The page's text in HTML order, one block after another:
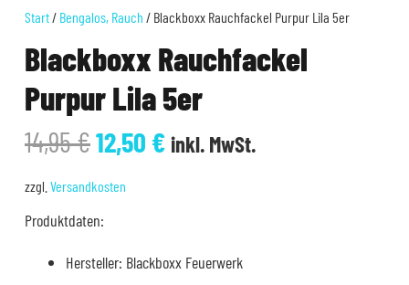
Start / Bengalos, Rauch / Blackboxx Rauchfackel Purpur Lila 5er
Blackboxx Rauchfackel
Purpur Lila 5er
14,95€Ursprünglicher
Preis
war:
14,95 €
12,50 €Aktueller
inkl. MwSt.
zzgl. Versandkosten
Produktdaten:
Hersteller: Blackboxx Feuerwerk